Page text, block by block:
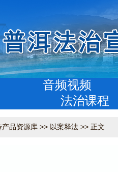
音频视频
法治课程
产品资源库 >> 以案释法 >> 正文